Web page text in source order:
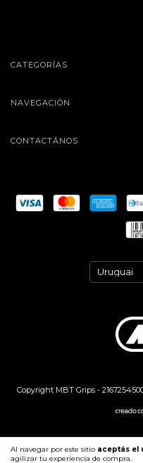
Al navegar por este sitio aceptás el
agilizar tu experiencia de compra.
CATEGORÍAS
NAVEGACIÓN
CONTACTÁNOS
Copyright MBT Grips -